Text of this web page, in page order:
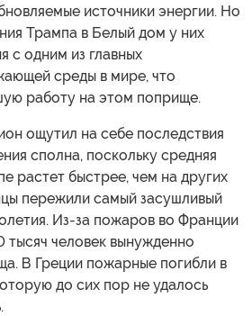
источники энергии. Но
Трампа в Белый дом у них
с одним из главных
среды в мире, что
работу на этом поприще.
ощутил на себе последствия
сполна, поскольку средняя
растет быстрее, чем на других
пережили самый засушливый
Из-за пожаров во Франции
человек вынужденно
В Греции пожарные погибли в
до сих пор не удалось